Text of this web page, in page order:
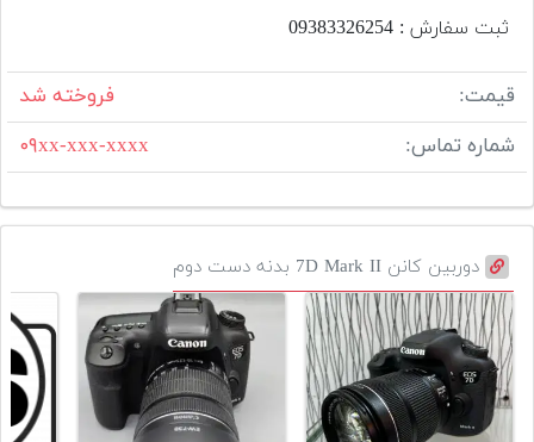
ثبت سفارش : 09383326254
قیمت:
فروخته شد
شماره تماس:
۰۹xx-xxx-xxxx
دوربین کانن 7D Mark II بدنه دست دوم